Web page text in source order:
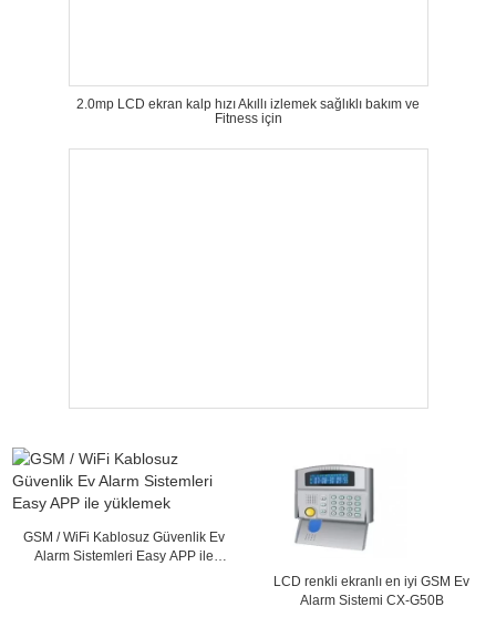
2.0mp LCD ekran kalp hızı Akıllı izlemek sağlıklı bakım ve
Fitness için
GSM / WiFi Kablosuz Güvenlik Ev
Alarm Sistemleri Easy APP ile
LCD renkli ekranlı en iyi GSM Ev
Alarm Sistemi CX-G50B